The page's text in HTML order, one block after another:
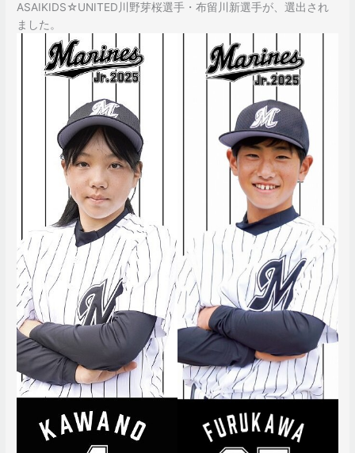
ASAIKIDS☆UNITED川野芽桜選手・布留川新選手が、選出され
ました。